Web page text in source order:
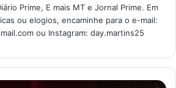
Prime, E mais MT e Jornal Prime. Em
ou elogios, encaminhe para o e-mail:
ou Instagram: day.martins25